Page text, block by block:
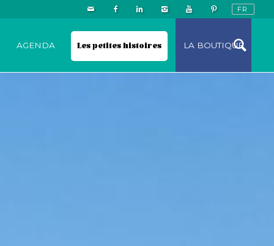
AGENDA Les petites histoires LA BOUTIQUE